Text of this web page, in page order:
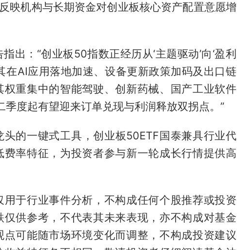
映机构与长期资金对创业板核心资产配置意愿增
出：“创业板50指数正经历从‘主题驱动’向‘盈利
在AI应用落地加速、设备更新政策加码及出口链
重集中的智能驾驶、创新药械、国产工业软件
度起有望迎来订单兑现与利润释放双拐点。”
的一键式工具，创业板50ETF国泰兼具行业代
率特征，为投资者参与新一轮成长行情提供高
用于行业事件分析，不构成任何个股推荐或投资
供参考，不代表其未来表现，亦不构成对基金
可能随市场环境变化而调整，不构成投资建议